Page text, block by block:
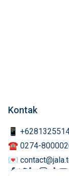
Kontak
📱
☎️ 0274-
💌